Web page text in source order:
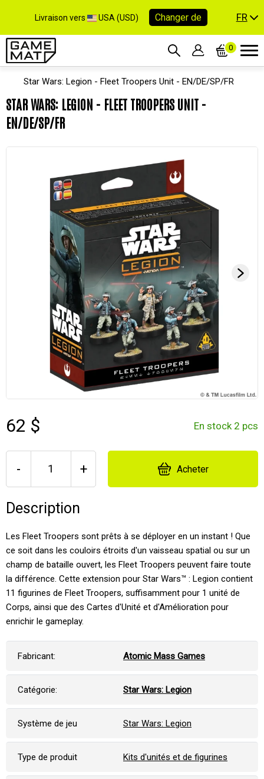
Livraison vers USA (USD) Changer de FR
0
Star Wars: Legion - Fleet Troopers Unit - EN/DE/SP/FR
STAR WARS: LEGION - FLEET TROOPERS UNIT -
EN/DE/SP/FR
62 $ En stock 2 pcs
- + Acheter
Description
Les Fleet Troopers sont prêts à se déployer en un instant ! Que
ce soit dans les couloirs étroits d'un vaisseau spatial ou sur un
champ de bataille ouvert, les Fleet Troopers peuvent faire toute
la différence. Cette extension pour Star Wars™ : Legion contient
11 figurines de Fleet Troopers, suffisamment pour 1 unité de
Corps, ainsi que des Cartes d'Unité et d'Amélioration pour
enrichir le gameplay.
Fabricant: Atomic Mass Games
Catégorie: Star Wars: Legion
Système de jeu Star Wars: Legion
Type de produit Kits d'unités et de figurines